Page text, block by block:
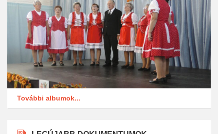
További albumok...